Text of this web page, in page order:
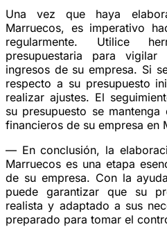
Una vez que haya
Marruecos, es imperativo
regularmente. Utilice
presupuestaria para
ingresos de su empresa. Si
respecto a su presupuesto
realizar ajustes. El
su presupuesto se
financieros de su empresa en
— En conclusión, la
Marruecos es una etapa
de su empresa. Con la
puede garantizar que su
realista y adaptado a sus
preparado para tomar el